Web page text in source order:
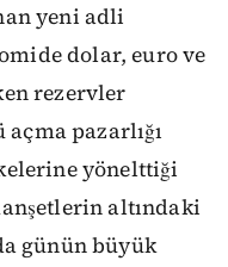
yeni adli
dolar, euro ve
rezervler
pazarlığı
yönelttiği
altındaki
günün büyük